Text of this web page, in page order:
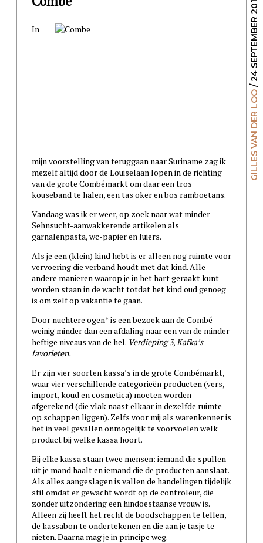
GILLES VAN DER LOO
/ 24 SEPTEMBER 2014
In
mijn voorstelling van teruggaan naar Suriname zag ik
mezelf altijd door de Louiselaan lopen in de richting
van de grote Combémarkt om daar een tros
kouseband te halen, een tas oker en bos ramboetans.
Vandaag was ik er weer, op zoek naar wat minder
Sehnsucht-aanwakkerende artikelen als
garnalenpasta, wc-papier en luiers.
Als je een (klein) kind hebt is er alleen nog ruimte voor
vervoering die verband houdt met dat kind. Alle
andere manieren waarop je in het hart geraakt kunt
worden staan in de wacht totdat het kind oud genoeg
is om zelf op vakantie te gaan.
Door nuchtere ogen* is een bezoek aan de Combé
weinig minder dan een afdaling naar een van de minder
heftige niveaus van de hel. Verdieping 3, Kafka’s
favorieten.
Er zijn vier soorten kassa’s in de grote Combémarkt,
waar vier verschillende categorieën producten (vers,
import, koud en cosmetica) moeten worden
afgerekend (die vlak naast elkaar in dezelfde ruimte
op schappen liggen). Zelfs voor mij als warenkenner is
het in veel gevallen onmogelijk te voorvoelen welk
product bij welke kassa hoort.
Bij elke kassa staan twee mensen: iemand die spullen
uit je mand haalt en iemand die de producten aanslaat.
Als alles aangeslagen is vallen de handelingen tijdelijk
stil omdat er gewacht wordt op de controleur, die
zonder uitzondering een hindoestaanse vrouw is.
Alleen zij heeft het recht de boodschappen te tellen,
de kassabon te ondertekenen en die aan je tasje te
nieten. Daarna mag je in principe weg.